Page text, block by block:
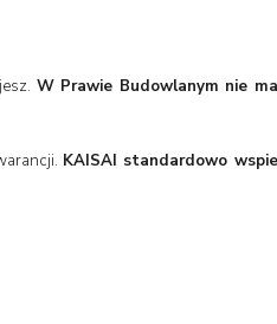
W Prawie Budowlanym nie
KAISAI standardowo